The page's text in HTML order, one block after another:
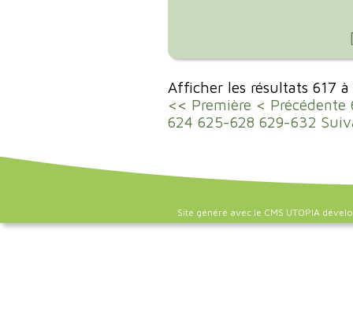
Afficher les résultats 617
<< Première < Précédente
624 625-628 629-632
Site généré avec le CMS UTOPIA